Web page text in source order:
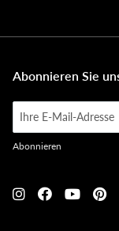
Abonnieren Sie
Abonnieren